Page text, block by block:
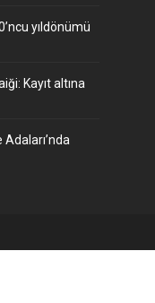
yıldönümü
Kayıt altına